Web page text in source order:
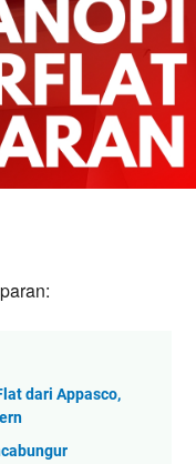
dari Appasco,